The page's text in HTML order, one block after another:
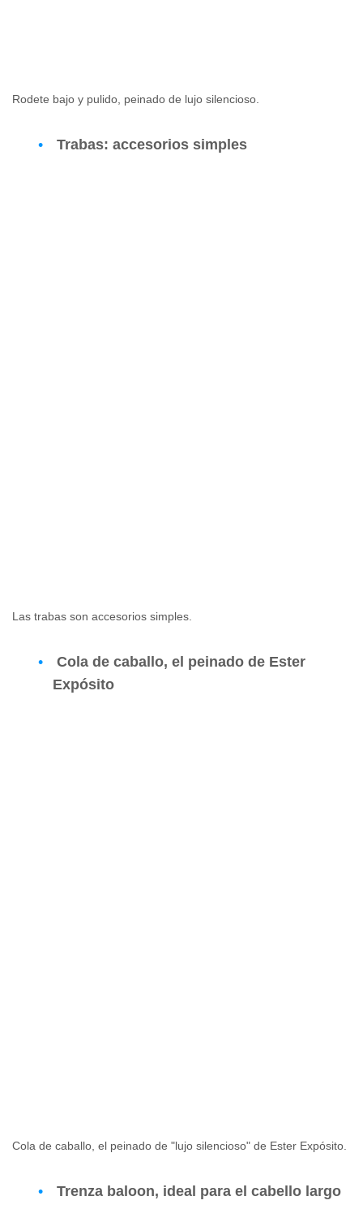
Rodete bajo y pulido, peinado de lujo silencioso.
Trabas: accesorios simples
Las trabas son accesorios simples.
Cola de caballo, el peinado de Ester
Expósito
Cola de caballo, el peinado de "lujo silencioso" de Ester Expósito.
Trenza baloon, ideal para el cabello largo